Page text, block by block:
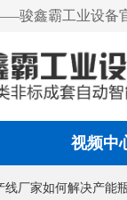
骏鑫霸工业设备
视频中
线厂家如何解决产能